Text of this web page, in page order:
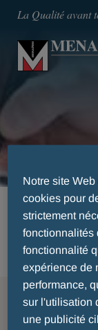
La Qualité avant
ACCUEIL
MÉTABOLIQUE
MENU
Notre site
cookies pour
strictement
fonctionnalités
fonctionnalité
expérience de
performance,
sur l'utilisation
une publicité